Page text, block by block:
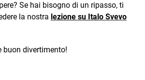
Se hai bisogno di un ripasso, ti
la nostra lezione su Italo Svevo
buon divertimento!